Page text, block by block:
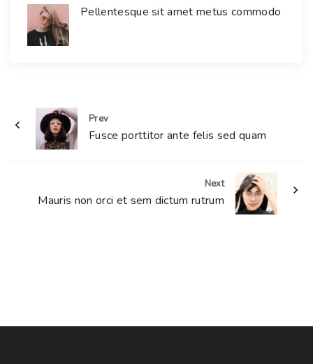
Pellentesque sit amet metus commodo
Prev
Fusce porttitor ante felis sed quam
Next
Mauris non orci et sem dictum rutrum